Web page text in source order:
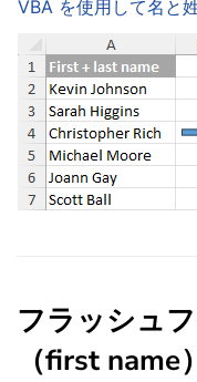
VBA を使用して名と
フラッシュ
（first